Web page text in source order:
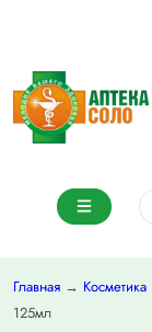
Главная → Косметика
125мл